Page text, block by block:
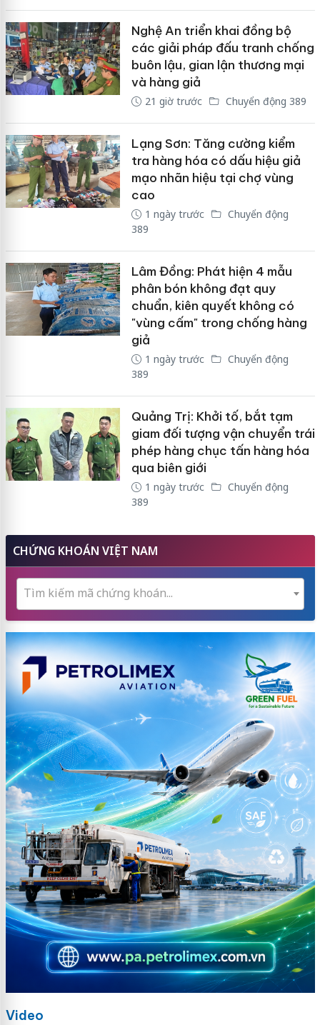
Nghệ An triển khai đồng bộ
các giải pháp đấu tranh chống
buôn lậu, gian lận thương mại
và hàng giả
21 giờ trước Chuyển động 389
Lạng Sơn: Tăng cường kiểm
tra hàng hóa có dấu hiệu giả
mạo nhãn hiệu tại chợ vùng
cao
1 ngày trước
Chuyển động
389
Lâm Đồng: Phát hiện 4 mẫu
phân bón không đạt quy
chuẩn, kiên quyết không có
"vùng cấm" trong chống hàng
giả
1 ngày trước
Chuyển động
389
Quảng Trị: Khởi tố, bắt tạm
giam đối tượng vận chuyển trái
phép hàng chục tấn hàng hóa
qua biên giới
1 ngày trước
Chuyển động
389
CHỨNG KHOÁN VIỆT NAM
Tìm kiếm mã chứng khoán...
Video